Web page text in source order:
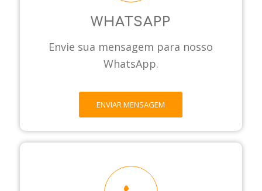
WHATSAPP
Envie sua mensagem para nosso
WhatsApp.
ENVIAR MENSAGEM